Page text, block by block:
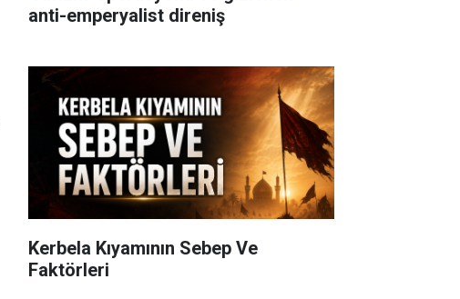
anti-emperyalist direniş
Kerbela Kıyamının Sebep Ve
Faktörleri